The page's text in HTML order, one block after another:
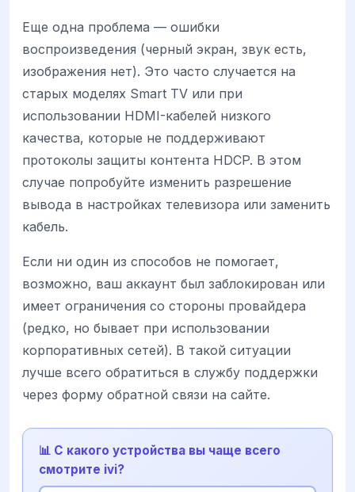
Еще одна проблема — ошибки
воспроизведения (черный экран, звук есть,
изображения нет). Это часто случается на
старых моделях Smart TV или при
использовании HDMI-кабелей низкого
качества, которые не поддерживают
протоколы защиты контента HDCP. В этом
случае попробуйте изменить разрешение
вывода в настройках телевизора или заменить
кабель.
Если ни один из способов не помогает,
возможно, ваш аккаунт был заблокирован или
имеет ограничения со стороны провайдера
(редко, но бывает при использовании
корпоративных сетей). В такой ситуации
лучше всего обратиться в службу поддержки
через форму обратной связи на сайте.
📊 С какого устройства вы чаще всего
смотрите ivi?